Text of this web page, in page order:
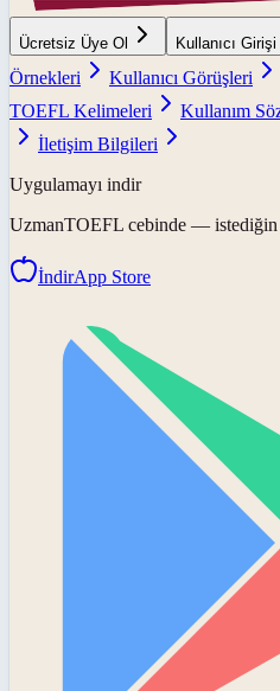
Ücretsiz Üye Ol Kullanıcı Girişi
Örnekleri
Kullanıcı Görüşleri
TOEFL Kelimeleri
Kullanım
İletişim Bilgileri
Uygulamayı indir
UzmanTOEFL cebinde — istediğin
İndirApp Store